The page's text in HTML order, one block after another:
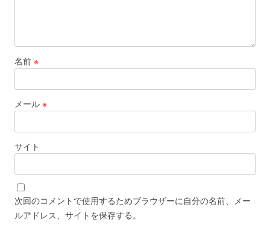
名前 ※
メール ※
サイト
次回のコメントで使用するためブラウザーに自分の名前、メー
ルアドレス、サイトを保存する。